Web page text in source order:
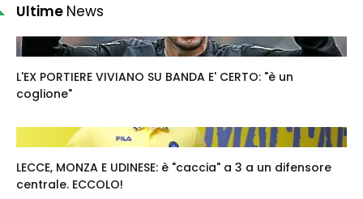
Ultime News
L'EX PORTIERE VIVIANO SU BANDA E' CERTO: "è un
coglione"
LECCE, MONZA E UDINESE: è "caccia" a 3 a un difensore
centrale. ECCOLO!